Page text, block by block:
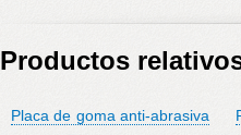
Productos
Placa de goma anti-abrasiva